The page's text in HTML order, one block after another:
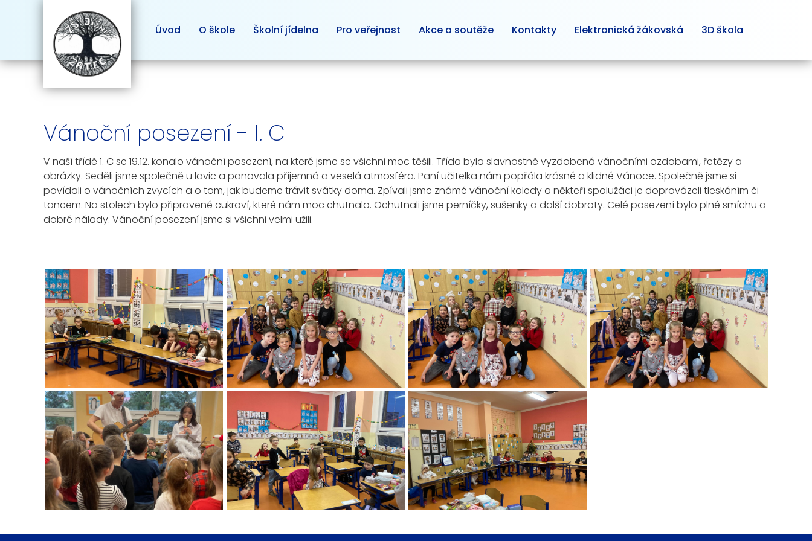
Úvod O škole Školní jídelna Pro veřejnost Akce a soutěže Kontakty Elektronická žákovská 3D škola
Vánoční posezení - I. C
V naší třídě 1. C se 19.12. konalo vánoční posezení, na které jsme se všichni moc těšili. Třída byla slavnostně vyzdobená vánočními ozdobami, řetězy a
obrázky. Seděli jsme společně u lavic a panovala příjemná a veselá atmosféra. Paní učitelka nám popřála krásné a klidné Vánoce. Společně jsme si
povídali o vánočních zvycích a o tom, jak budeme trávit svátky doma. Zpívali jsme známé vánoční koledy a někteří spolužáci je doprovázeli tleskáním či
tancem. Na stolech bylo připravené cukroví, které nám moc chutnalo. Ochutnali jsme perníčky, sušenky a další dobroty. Celé posezení bylo plné smíchu a
dobré nálady. Vánoční posezení jsme si všichni velmi užili.